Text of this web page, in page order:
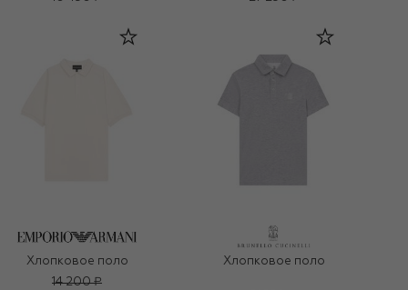
Хлопковое поло
14 200 ₽
Хлопковое поло